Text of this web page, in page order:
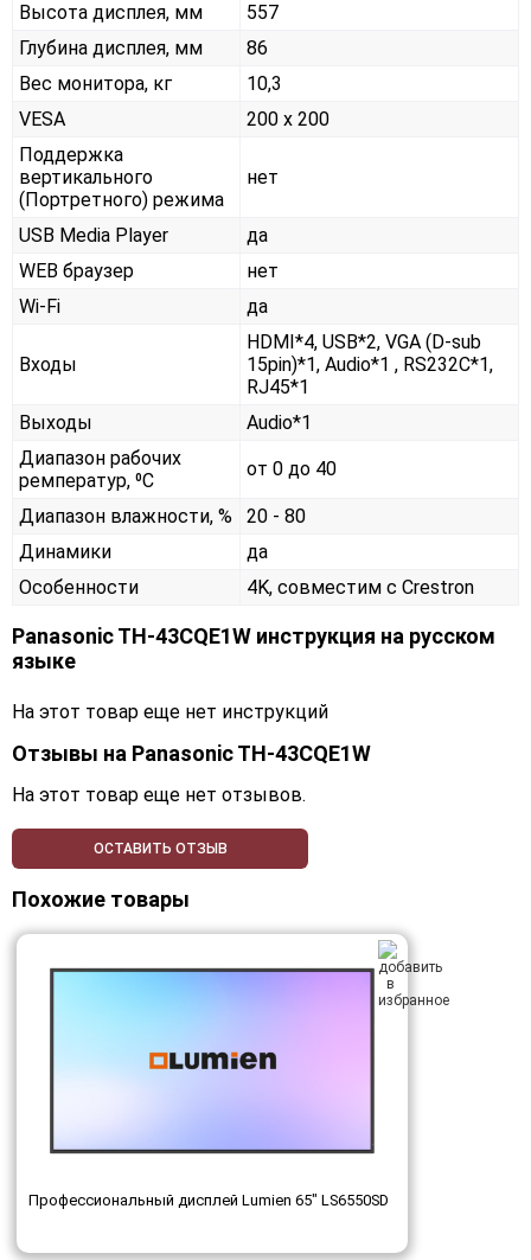
Высота дисплея, мм
557
Глубина дисплея, мм
86
Вес монитора, кг
10,3
VESA
200 x 200
Поддержка
вертикального
(Портретного) режима
нет
USB Media Player
да
WEB браузер
нет
Wi-Fi
да
Входы
HDMI*4, USB*2, VGA (D-sub
15pin)*1, Audio*1 , RS232С*1,
RJ45*1
Выходы
Audio*1
Диапазон рабочих
ремператур, ⁰С
от 0 до 40
Диапазон влажности, %
20 - 80
Динамики
да
Особенности
4K, совместим с Crestron
Panasonic TH-43CQE1W инструкция на русском
языке
На этот товар еще нет инструкций
Отзывы на Panasonic TH-43CQE1W
На этот товар еще нет отзывов.
ОСТАВИТЬ ОТЗЫВ
Похожие товары
Профессиональный дисплей Lumien 65" LS6550SD